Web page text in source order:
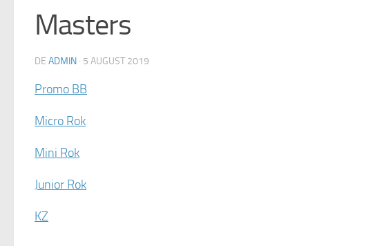
Masters
DE ADMIN · 5 AUGUST 2019
Promo BB
Micro Rok
Mini Rok
Junior Rok
KZ